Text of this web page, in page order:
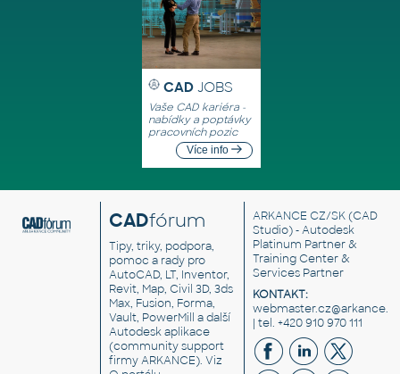
CAD JOBS
Vaše CAD kariéra -
nabídky a poptávky
pracovních pozic
Více info
CADfórum
Tipy, triky, podpora,
pomoc a rady pro
AutoCAD, LT, Inventor,
Revit, Map, Civil 3D, 3ds
Max, Fusion, Forma,
Vault, PowerMill a další
Autodesk aplikace
(community support
firmy ARKANCE). Viz
ARKANCE CZ/SK(CAD
Studio) - Autodesk
Platinum Partner &
Training Center &
Services Partner
KONTAKT:
| tel. +420 910 970 111